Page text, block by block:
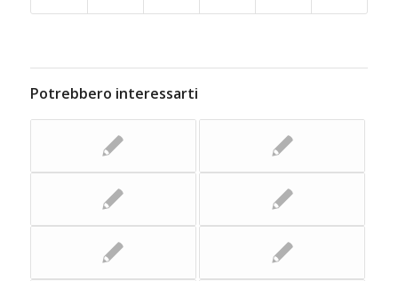
Potrebbero interessarti